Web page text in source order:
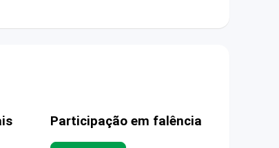
Participação em falência